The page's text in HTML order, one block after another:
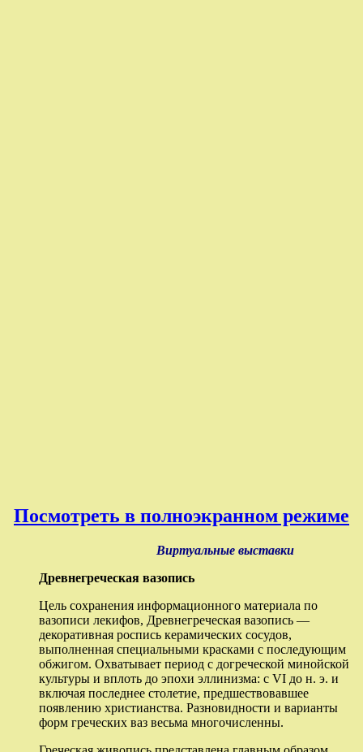
Посмотреть в полноэкранном режиме
Виртуальные выставки
Древнегреческая вазопись
Цель сохранения информационного материала по
вазописи лекифов, Древнегреческая вазопись —
декоративная роспись керамических сосудов,
выполненная специальными красками с последующим
обжигом. Охватывает период с догреческой минойской
культуры и вплоть до эпохи эллинизма: с VI до н. э. и
включая последнее столетие, предшествовавшее
появлению христианства. Разновидности и варианты
форм греческих ваз весьма многочисленны.